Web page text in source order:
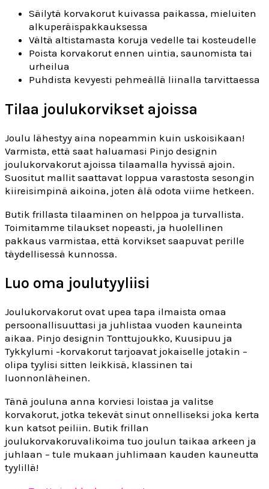
Säilytä korvakorut kuivassa paikassa, mieluiten
alkuperäispakkauksessa
Vältä altistamasta koruja vedelle tai kosteudelle
Poista korvakorut ennen uintia, saunomista tai
urheilua
Puhdista kevyesti pehmeällä liinalla tarvittaessa
Tilaa joulukorvikset ajoissa
Joulu lähestyy aina nopeammin kuin uskoisikaan!
Varmista, että saat haluamasi Pinjo designin
joulukorvakorut ajoissa tilaamalla hyvissä ajoin.
Suositut mallit saattavat loppua varastosta sesongin
kiireisimpinä aikoina, joten älä odota viime hetkeen.
Butik frillasta tilaaminen on helppoa ja turvallista.
Toimitamme tilaukset nopeasti, ja huolellinen
pakkaus varmistaa, että korvikset saapuvat perille
täydellisessä kunnossa.
Luo oma joulutyyliisi
Joulukorvakorut ovat upea tapa ilmaista omaa
persoonallisuuttasi ja juhlistaa vuoden kauneinta
aikaa. Pinjo designin Tonttujoukko, Kuusipuu ja
Tykkylumi -korvakorut tarjoavat jokaiselle jotakin –
olipa tyylisi sitten leikkisä, klassinen tai
luonnonläheinen.
Tänä jouluna anna korviesi loistaa ja valitse
korvakorut, jotka tekevät sinut onnelliseksi joka kerta
kun katsot peiliin. Butik frillan
joulukorvakoruvalikoima tuo joulun taikaa arkeen ja
juhlaan – tule mukaan juhlimaan kauden kauneutta
tyylillä!